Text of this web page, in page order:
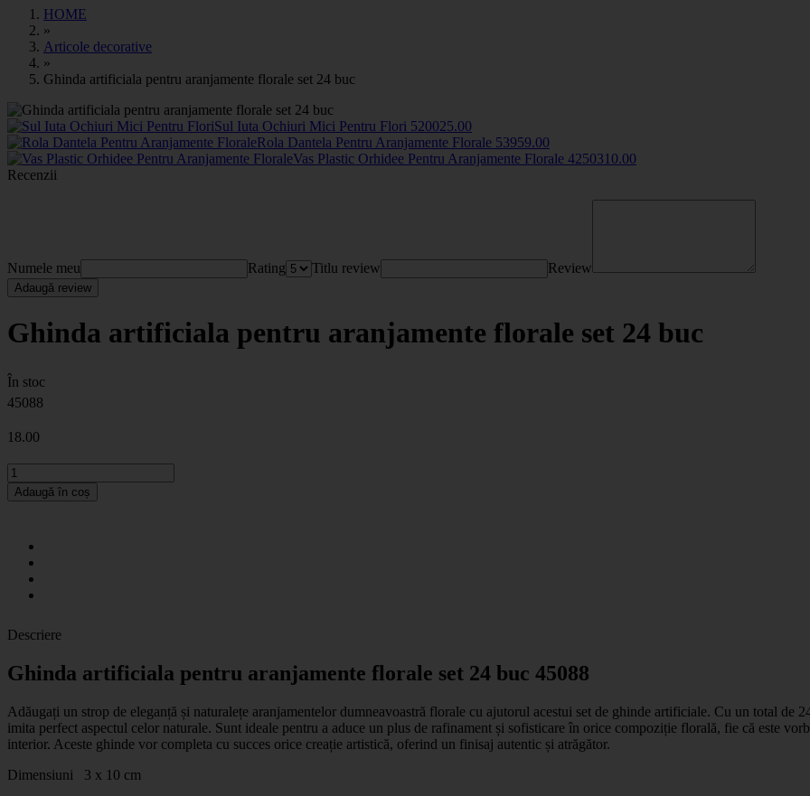
HOME
»
Articole decorative
»
Ghinda artificiala pentru aranjamente florale set 24 buc
Sul Iuta Ochiuri Mici Pentru Flori 520025.00
Rola Dantela Pentru Aranjamente Florale 53959.00
Vas Plastic Orhidee Pentru Aranjamente Florale 4250310.00
Recenzii
Numele meu Rating Titlu review Review
Adaugă review
Ghinda artificiala pentru aranjamente florale set 24 buc
În stoc
45088
18.00
Adaugă în coș
Descriere
Ghinda artificiala pentru aranjamente florale set 24 buc 45088
Adăugați un strop de eleganță și naturalețe aranjamentelor dumneavoastră florale cu ajutorul acestui set de ghinde artificiale. Cu un total de
imita perfect aspectul celor naturale. Sunt ideale pentru a aduce un plus de rafinament și sofisticare în orice compoziție florală, fie că este
interior. Aceste ghinde vor completa cu succes orice creație artistică, oferind un finisaj autentic și atrăgător.
Dimensiuni 3 x 10 cm